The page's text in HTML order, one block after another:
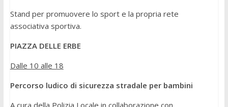
Stand per promuovere lo sport e la propria rete
associativa sportiva.
PIAZZA DELLE ERBE
Dalle 10 alle 18
Percorso ludico di sicurezza stradale per bambini